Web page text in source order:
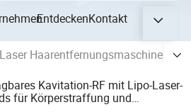
EntdeckenKontakt
Haarentfernungsmaschine
2.
Kavitation-RF mit Lipo-Laser-
für Körperstraffung und